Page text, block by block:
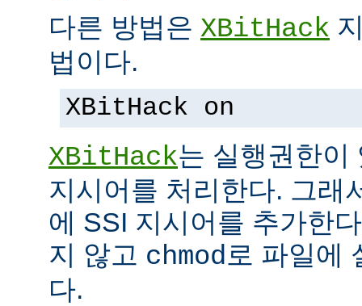
다른 방법은 XBitHack
법이다.
XBitHack on
XBitHack는 실행권한이
지시어를 처리한다. 그래
에 SSI 지시어를 추가한
지 않고 chmod 로 파일에
다.